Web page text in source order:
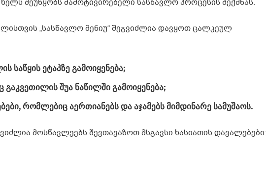
შეუწყობს მამოტივირებელი სასწავლო პროცესის შექმნას.
„სასწავლო მენიუ“ შეგვიძლია დავყოთ ცალკეულ
საწყის ეტაპზე გამოიყენება;
შუა ნაწილში გამოიყენება;
რომლებიც აერთიანებს და აჯამებს მიმდინარე სამუშაოს.
მოსწავლეებს შევთავაზოთ მსგავსი ხასიათის დავალებები: